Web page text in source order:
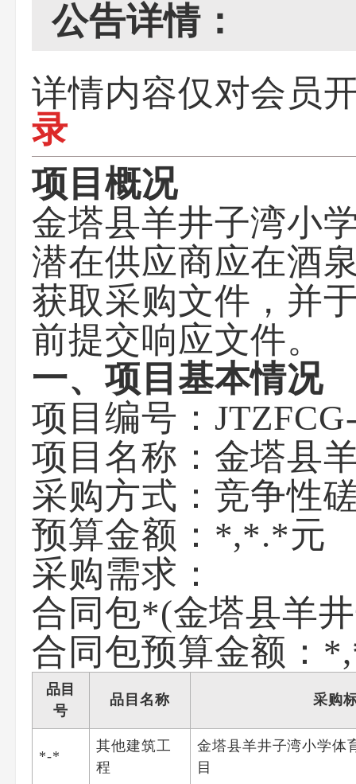
公告详情：
详情内容仅对会员
录
项目概况
金塔县羊井子湾小
潜在供应商应在酒
获取采购文件，并
前提交响应文件。
一、项目基本情况
项目编号：
项目名称：金塔县
采购方式：竞争性
预算金额：*,*.*元
采购需求：
合同包*(金塔县羊
合同包预算金额：
品目
号
品目名称 采购
*-*
其他建筑工
程
金塔县羊井子湾小学体
目